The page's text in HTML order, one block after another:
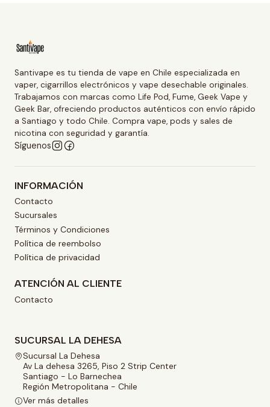
Santivape es tu tienda de vape en Chile especializada en
vaper, cigarrillos electrónicos y vape desechable originales.
Trabajamos con marcas como Life Pod, Fume, Geek Vape y
Geek Bar, ofreciendo productos auténticos con envío rápido
a Santiago y todo Chile. Compra vape, pods y sales de
nicotina con seguridad y garantía.
Síguenos
INFORMACIÓN
Contacto
Sucursales
Términos y Condiciones
Política de reembolso
Política de privacidad
ATENCIÓN AL CLIENTE
Contacto
SUCURSAL LA DEHESA
Sucursal La Dehesa
Av La dehesa 3265, Piso 2 Strip Center
Santiago - Lo Barnechea
Región Metropolitana - Chile
Ver más detalles